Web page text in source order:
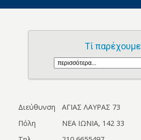
Τί παρέχουμε
Διεύθυνση
ΑΓΙΑΣ ΛΑΥΡΑΣ 73
Πόλη
ΝΕΑ ΙΩΝΙΑ, 142 33